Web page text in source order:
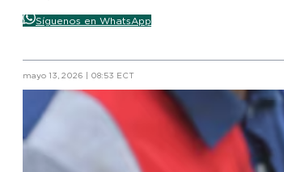
Síguenos en WhatsApp
mayo 13, 2026 | 08:53 ECT